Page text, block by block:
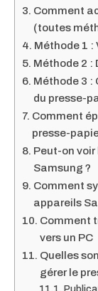
Comment
(toutes
Méthode 1 :
Méthode 2 :
Méthode 3 :
du presse-
Comment
presse-
Peut-on voir
Samsung ?
Comment
appareils
Comment
vers un PC
Quelles
gérer le